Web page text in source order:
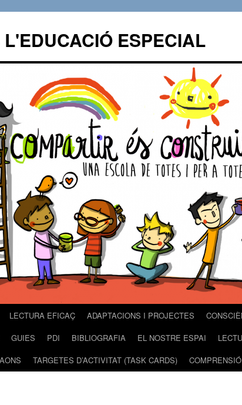
ESPECIAL
LECTURA EFICAÇ ADAPTACIONS I PROJECTES
GUIES PDI BIBLIOGRAFIA EL NOSTRE ESPAI
TARGETES D’ACTIVITAT (TASK CARDS)